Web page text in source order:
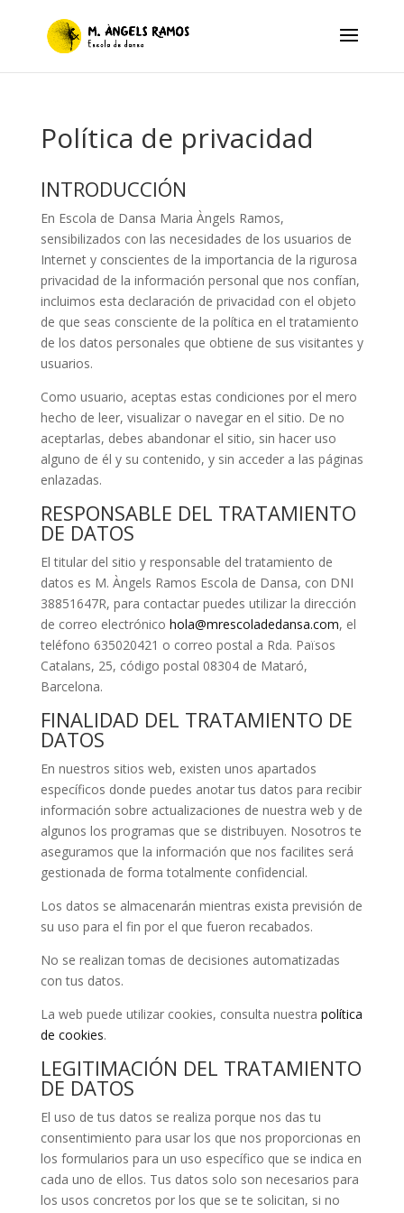
Política de privacidad
INTRODUCCIÓN
En Escola de Dansa Maria Àngels Ramos,
sensibilizados con las necesidades de los usuarios de
Internet y conscientes de la importancia de la rigurosa
privacidad de la información personal que nos confían,
incluimos esta declaración de privacidad con el objeto
de que seas consciente de la política en el tratamiento
de los datos personales que obtiene de sus visitantes y
usuarios.
Como usuario, aceptas estas condiciones por el mero
hecho de leer, visualizar o navegar en el sitio. De no
aceptarlas, debes abandonar el sitio, sin hacer uso
alguno de él y su contenido, y sin acceder a las páginas
enlazadas.
RESPONSABLE DEL TRATAMIENTO
DE DATOS
El titular del sitio y responsable del tratamiento de
datos es M. Àngels Ramos Escola de Dansa, con DNI
38851647R, para contactar puedes utilizar la dirección
de correo electrónico hola@mrescoladedansa.com, el
teléfono 635020421 o correo postal a Rda. Països
Catalans, 25, código postal 08304 de Mataró,
Barcelona.
FINALIDAD DEL TRATAMIENTO DE
DATOS
En nuestros sitios web, existen unos apartados
específicos donde puedes anotar tus datos para recibir
información sobre actualizaciones de nuestra web y de
algunos los programas que se distribuyen. Nosotros te
aseguramos que la información que nos facilites será
gestionada de forma totalmente confidencial.
Los datos se almacenarán mientras exista previsión de
su uso para el fin por el que fueron recabados.
No se realizan tomas de decisiones automatizadas
con tus datos.
La web puede utilizar cookies, consulta nuestra política
de cookies.
LEGITIMACIÓN DEL TRATAMIENTO
DE DATOS
El uso de tus datos se realiza porque nos das tu
consentimiento para usar los que nos proporcionas en
los formularios para un uso específico que se indica en
cada uno de ellos. Tus datos solo son necesarios para
los usos concretos por los que se te solicitan, si no